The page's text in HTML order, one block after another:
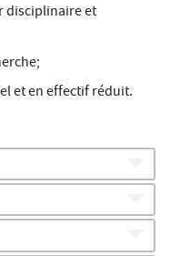
disciplinaire et
et en effectif réduit.